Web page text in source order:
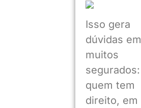
Isso gera
dúvidas em
muitos
segurados:
quem tem
direito, em